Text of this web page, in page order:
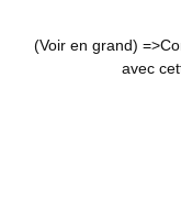
(Voir en grand) =>
avec